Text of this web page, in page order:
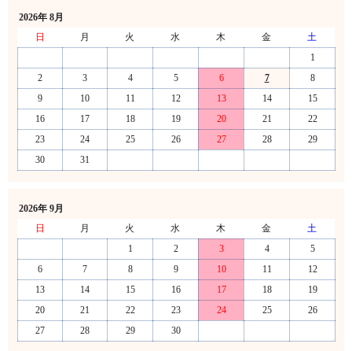
2026年 8月
日
月 火 水 木 金
土
1
2
3 4 5 6 7
8
9
10 11 12 13 14
15
16
17 18 19 20 21
22
23
24 25 26 27 28
29
30
31
2026年 9月
日
月 火 水 木 金
土
1
2 3 4
5
6
7 8 9 10 11
12
13
14 15 16 17 18
19
20
21 22 23 24 25
26
27
28 29 30